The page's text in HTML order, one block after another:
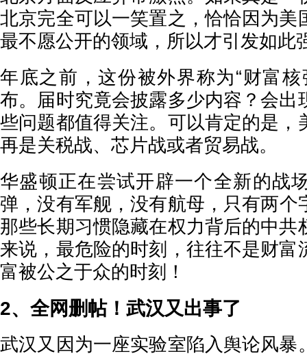
北京完全可以一笑置之，恰恰因为美
最不愿公开的领域，所以才引发如此
年底之前，这份被外界称为“财富
布。届时究竟会披露多少内容？会出
些问题都值得关注。可以肯定的是，
再是关税战、芯片战或者贸易战。
华盛顿正在尝试开辟一个全新的战
弹，没有军舰，没有航母，只有两
那些长期习惯隐藏在权力背后的中共
来说，最危险的时刻，往往不是财富
富被公之于众的时刻！
2、全网删帖！武汉又出事了
武汉又因为一座实验室陷入舆论风暴